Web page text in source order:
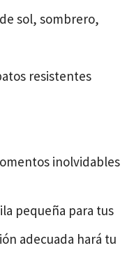
sol, sombrero,
resistentes
inolvidables
pequeña para tus
adecuada hará tu